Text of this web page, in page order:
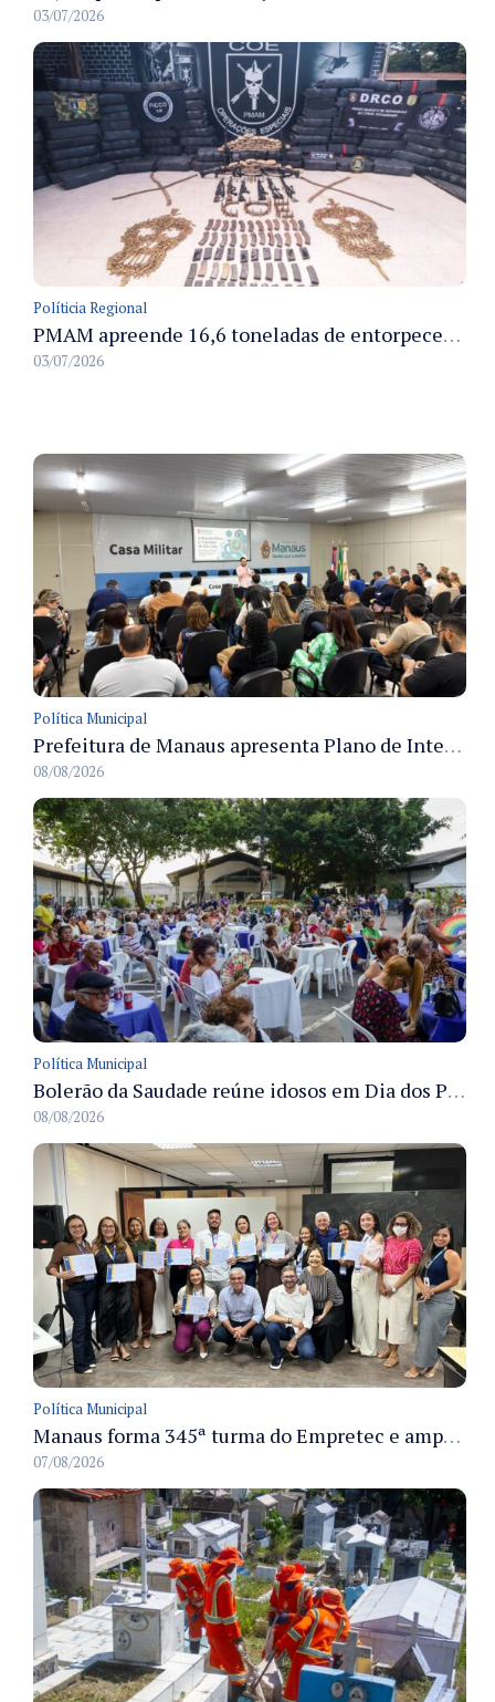
03/07/2026
Políticia Regional
PMAM apreende 16,6 toneladas de entorpecentes e registra aumento nas prisões em flagrante e nas capturas de foragidos no primeiro semestre de 2026
03/07/2026
Política Municipal
Prefeitura de Manaus apresenta Plano de Integridade da CGM e qualifica servidores para governança e conformidade no biênio 2027-2028
08/08/2026
Política Municipal
Bolerão da Saudade reúne idosos em Dia dos Pais promovido pela Fundação Dr. Thomas em Manaus
08/08/2026
Política Municipal
Manaus forma 345ª turma do Empretec e amplia qualificação de empreendedores na cidade
07/08/2026